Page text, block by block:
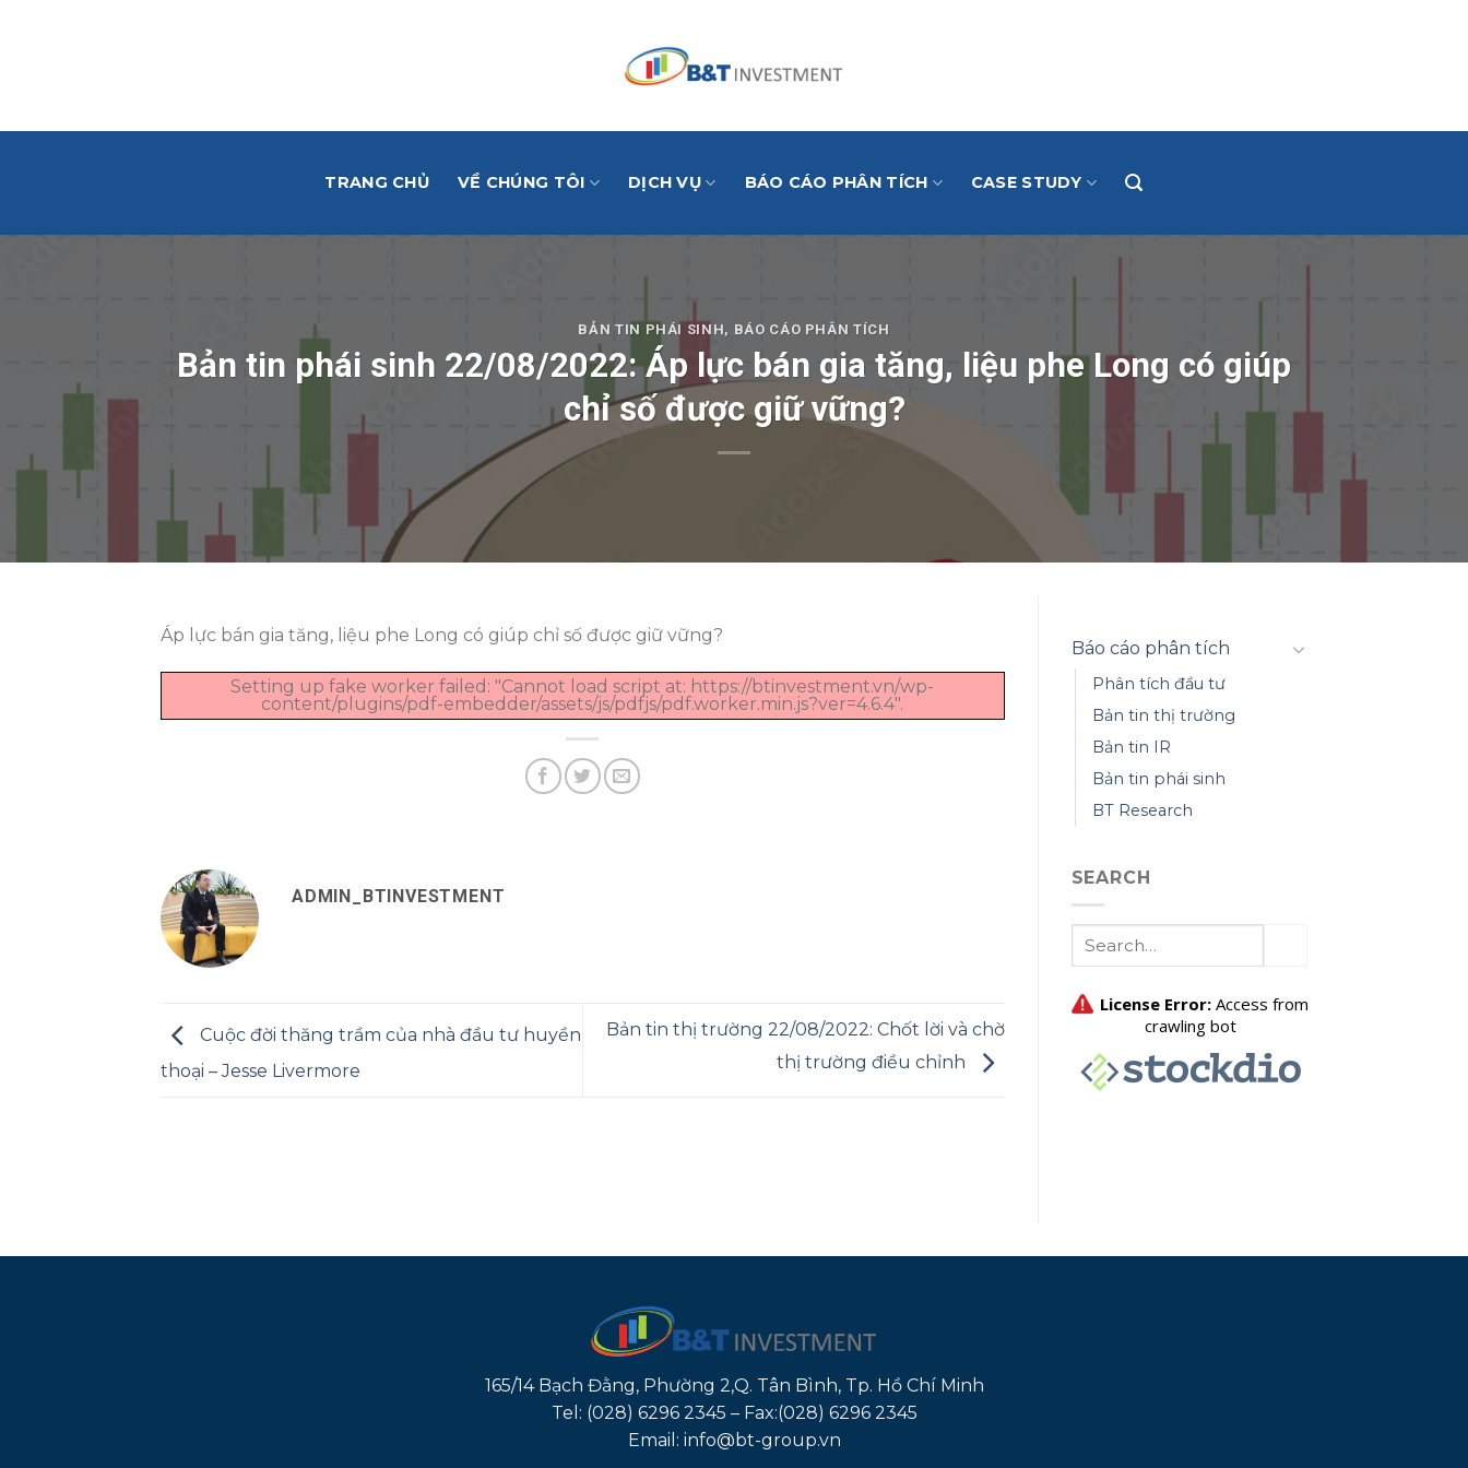
TRANG CHỦ VỀ CHÚNG TÔI DỊCH VỤ BÁO CÁO PHÂN TÍCH CASE STUDY
BẢN TIN PHÁI SINH, BÁO CÁO PHÂN TÍCH
Bản tin phái sinh 22/08/2022: Áp lực bán gia tăng, liệu phe Long có giúp
chỉ số được giữ vững?
Áp lực bán gia tăng, liệu phe Long có giúp chỉ số được giữ vững?
Setting up fake worker failed: "Cannot load script at: https://btinvestment.vn/wp-
content/plugins/pdf-embedder/assets/js/pdfjs/pdf.worker.min.js?ver=4.6.4".
ADMIN_BTINVESTMENT
Cuộc đời thăng trầm của nhà đầu tư huyền
thoại – Jesse Livermore
Bản tin thị trường 22/08/2022: Chốt lời và chờ
thị trường điều chỉnh
Báo cáo phân tích
Phân tích đầu tư
Bản tin thị trường
Bản tin IR
Bản tin phái sinh
BT Research
SEARCH
165/14 Bạch Đằng, Phường 2,Q. Tân Bình, Tp. Hồ Chí Minh
Tel: (028) 6296 2345 – Fax:(028) 6296 2345
Email: info@bt-group.vn